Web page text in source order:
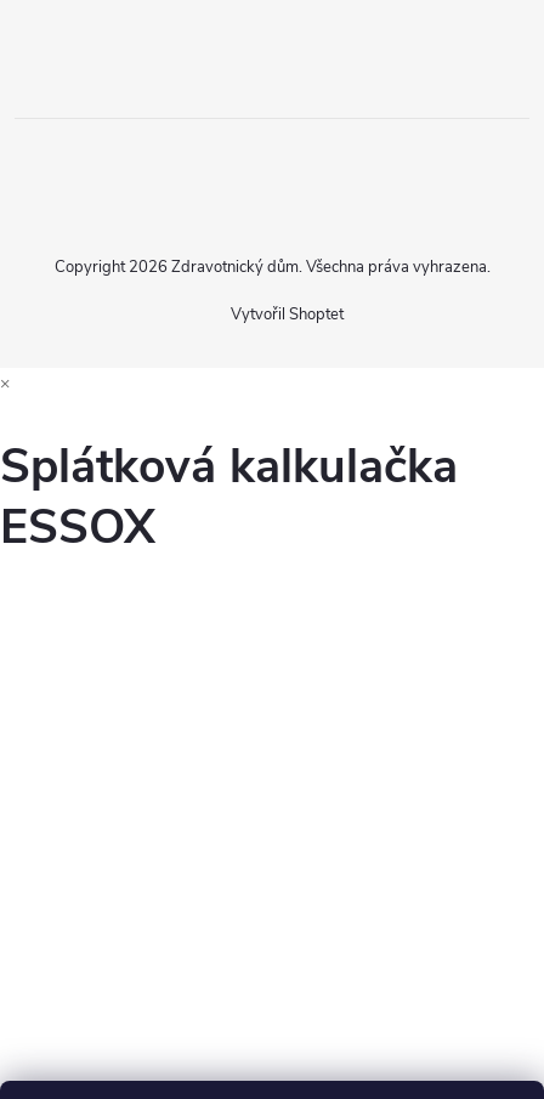
Vytvořil Shoptet
Copyright 2026 Zdravotnický dům. Všechna práva vyhrazena.
×
Splátková kalkulačka
ESSOX